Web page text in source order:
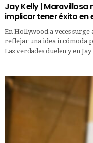
Jay Kelly | Maravillosa
implicar tener éxito en
En Hollywood a veces surge
reflejar una idea incómoda
Las verdades duelen y en